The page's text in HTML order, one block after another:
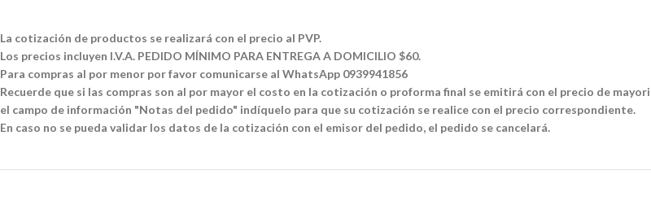
La cotización de productos se realizará con el precio al PVP.
Los precios incluyen I.V.A. PEDIDO MÍNIMO PARA ENTREGA A DOMICILIO $60.
Para compras al por menor por favor comunicarse al WhatsApp 0939941856
Recuerde que si las compras son al por mayor el costo en la cotización o proforma final se emitirá con el precio de
el campo de información "Notas del pedido" indíquelo para que su cotización se realice con el precio correspondiente.
En caso no se pueda validar los datos de la cotización con el emisor del pedido, el pedido se cancelará.